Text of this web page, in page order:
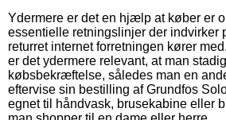
Ydermere er det en hjælp at køber er
essentielle retningslinjer der indvirker
returret internet forretningen kører
er det ydermere relevant, at man
købsbekræftelse, således man en
eftervise sin bestilling af Grundfos
egnet til håndvask, brusekabine eller